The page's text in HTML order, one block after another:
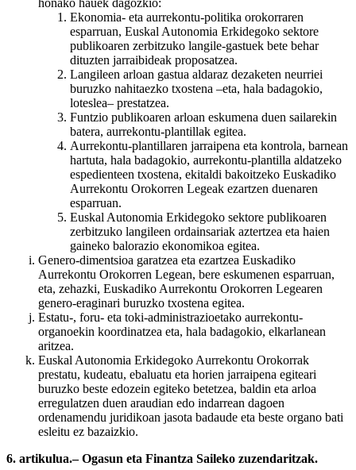
Ekonomia- eta aurrekontu-politika orokorraren
esparruan, Euskal Autonomia Erkidegoko sektore
publikoaren zerbitzuko langile-gastuek bete behar
dituzten jarraibideak proposatzea.
Langileen arloan gastua aldaraz dezaketen neurriei
buruzko nahitaezko txostena –eta, hala badagokio,
loteslea– prestatzea.
Funtzio publikoaren arloan eskumena duen sailarekin
batera, aurrekontu-plantillak egitea.
Aurrekontu-plantillaren jarraipena eta kontrola, barnean
hartuta, hala badagokio, aurrekontu-plantilla aldatzeko
espedienteen txostena, ekitaldi bakoitzeko Euskadiko
Aurrekontu Orokorren Legeak ezartzen duenaren
esparruan.
Euskal Autonomia Erkidegoko sektore publikoaren
zerbitzuko langileen ordainsariak aztertzea eta haien
gaineko balorazio ekonomikoa egitea.
Genero-dimentsioa garatzea eta ezartzea Euskadiko
Aurrekontu Orokorren Legean, bere eskumenen esparruan,
eta, zehazki, Euskadiko Aurrekontu Orokorren Legearen
genero-eraginari buruzko txostena egitea.
Estatu-, foru- eta toki-administrazioetako aurrekontu-
organoekin koordinatzea eta, hala badagokio, elkarlanean
aritzea.
Euskal Autonomia Erkidegoko Aurrekontu Orokorrak
prestatu, kudeatu, ebaluatu eta horien jarraipena egiteari
buruzko beste edozein egiteko betetzea, baldin eta arloa
erregulatzen duen araudian edo indarrean dagoen
ordenamendu juridikoan jasota badaude eta beste organo bati
esleitu ez bazaizkio.
6. artikulua.– Ogasun eta Finantza Saileko zuzendaritzak.